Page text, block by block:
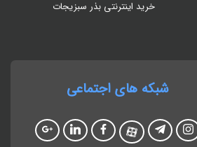
خرید اینترنتی بذر سبزیجات
شبکه های اجتماعی